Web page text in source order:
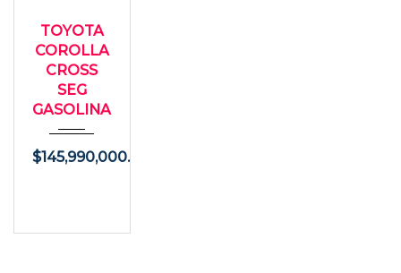
7000
TOYOTA
COROLLA
CROSS
SEG
GASOLINA
$145,990,000.00